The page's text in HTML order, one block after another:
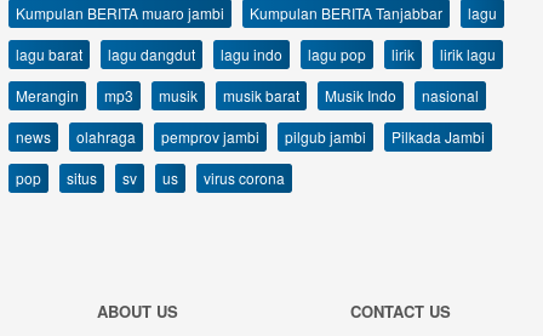
Kumpulan BERITA muaro jambi
Kumpulan BERITA Tanjabbar
lagu
lagu barat
lagu dangdut lagu indo lagu pop lirik
lirik lagu
Merangin
mp3 musik musik barat Musik Indo
nasional
news
olahraga pemprov jambi pilgub jambi
Pilkada Jambi
pop
situs sv us virus corona
ABOUT US
CONTACT US